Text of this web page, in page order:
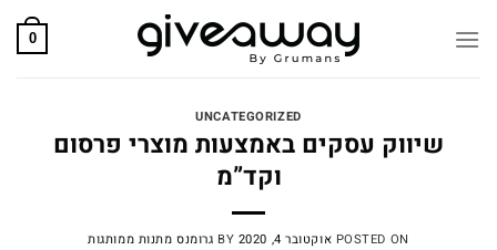
0
UNCATEGORIZED
שיווק עסקים באמצעות מוצרי פרסום
וקד”מ
POSTED ON אוקטובר 4, 2020 BY גרומנס מתנות ממותגות